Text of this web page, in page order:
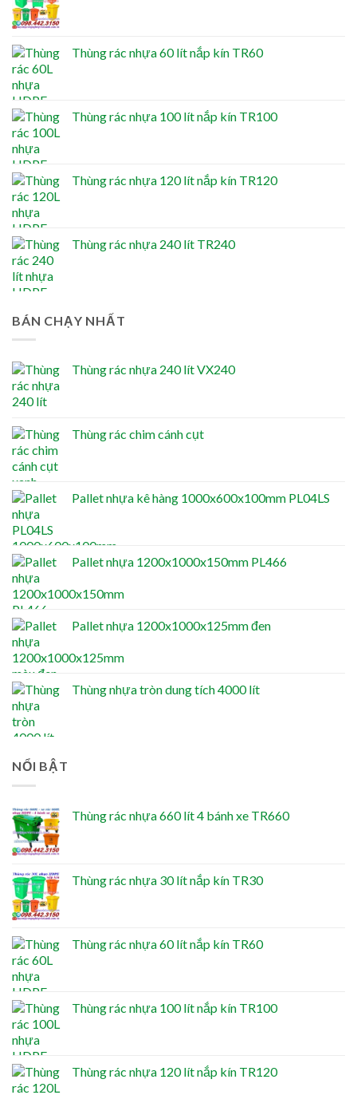
Thùng rác nhựa 60 lít nắp kín TR60
Thùng rác nhựa 100 lít nắp kín TR100
Thùng rác nhựa 120 lít nắp kín TR120
Thùng rác nhựa 240 lít TR240
BÁN CHẠY NHẤT
Thùng rác nhựa 240 lít VX240
Thùng rác chim cánh cụt
Pallet nhựa kê hàng 1000x600x100mm PL04LS
Pallet nhựa 1200x1000x150mm PL466
Pallet nhựa 1200x1000x125mm đen
Thùng nhựa tròn dung tích 4000 lít
NỔI BẬT
Thùng rác nhựa 660 lít 4 bánh xe TR660
Thùng rác nhựa 30 lít nắp kín TR30
Thùng rác nhựa 60 lít nắp kín TR60
Thùng rác nhựa 100 lít nắp kín TR100
Thùng rác nhựa 120 lít nắp kín TR120